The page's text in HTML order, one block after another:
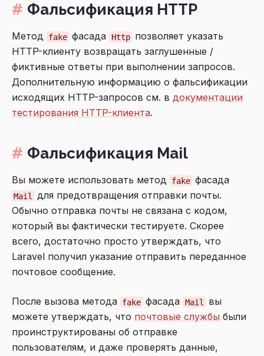
Фальсификация HTTP
Метод fake фасада Http позволяет указать
HTTP-клиенту возвращать заглушенные /
фиктивные ответы при выполнении запросов.
Дополнительную информацию о фальсификации
исходящих HTTP-запросов см. в документации
тестирования HTTP-клиента.
Фальсификация Mail
Вы можете использовать метод fake фасада
Mail
для предотвращения отправки почты.
Обычно отправка почты не связана с кодом,
который вы фактически тестируете. Скорее
всего, достаточно просто утверждать, что
Laravel получил указание отправить переданное
почтовое сообщение.
После вызова метода fake фасада Mail
вы
можете утверждать, что почтовые службы были
проинструктированы об отправке
пользователям, и даже проверять данные,